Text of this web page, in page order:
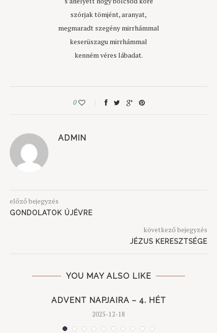
szórjak tömjént, aranyat,
megmaradt szegény mirrhámmal
keserüszagu mirrhámmal
kenném véres lábadat.
0
ADMIN
előző bejegyzés
GONDOLATOK ÚJÉVRE
következő bejegyzés
JÉZUS KERESZTSÉGE
YOU MAY ALSO LIKE
ADVENT NAPJAIRA – 4. HÉT
2025-12-18